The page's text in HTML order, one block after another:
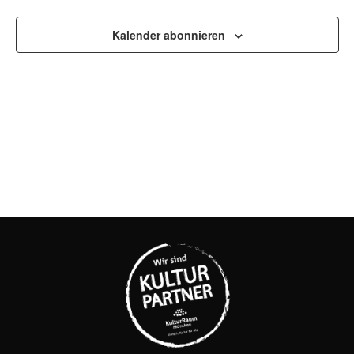
UND
Kalender abonnieren